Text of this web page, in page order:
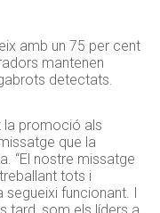
amb un 75 per cent
mantenen
detectats.
la promoció als
que la
“El nostre missatge
tots i
funcionant. I